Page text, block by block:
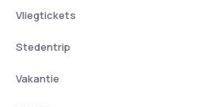
Vliegtickets
Stedentrip
Vakantie